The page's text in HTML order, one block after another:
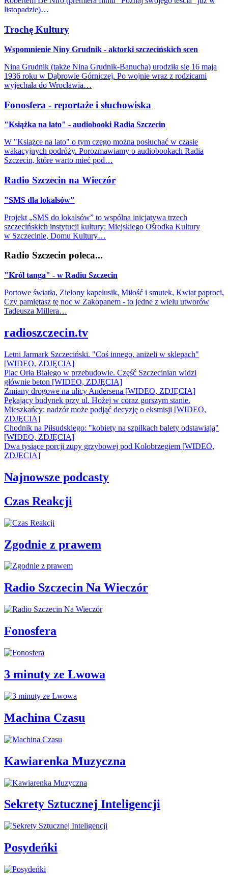
listopadzie)…
Trochę Kultury
Wspomnienie Niny Grudnik - aktorki szczecińskich scen
Nina Grudnik (także Nina Grudnik-Banucha) urodziła się 16 maja
1936 roku w Dąbrowie Górniczej. Po wojnie wraz z rodzicami
wyjechała do Wrocławia…
Fonosfera - reportaże i słuchowiska
"Książka na lato" - audiobooki Radia Szczecin
W "Książce na lato" o tym czego można posłuchać w czasie
wakacyjnych podróży. Porozmawiamy o audiobookach Radia
Szczecin, które warto mieć pod…
Radio Szczecin na Wieczór
"SMS dla lokalsów"
Projekt „SMS do lokalsów” to wspólna inicjatywa trzech
szczecińskich instytucji kultury: Miejskiego Ośrodka Kultury
w Szczecinie, Domu Kultury…
Radio Szczecin poleca...
"Król tanga" - w Radiu Szczecin
Portowe światła, Zielony kapelusik, Miłość i smutek, Kwiat paproci,
Czy pamiętasz tę noc w Zakopanem - to jedne z wielu utworów
Tadeusza Millera…
radioszczecin.tv
Letni Jarmark Szczeciński. "Coś innego, aniżeli w sklepach"
[WIDEO, ZDJĘCIA]
Plac Orła Białego w przebudowie. Część Szczecinian widzi
głównie beton [WIDEO, ZDJĘCIA]
Zmiany drogowe na ulicy Andersena [WIDEO, ZDJĘCIA]
Pękający budynek przy ul. Hożej w coraz gorszym stanie.
Mieszkańcy: nadzór może podjąć decyzję o eksmisji [WIDEO,
ZDJĘCIA]
Chodnik na Piłsudskiego: "kobiety na szpilkach balety odstawiają"
[WIDEO, ZDJĘCIA]
Dwa tysiące porcji zupy grzybowej pod Kołobrzegiem [WIDEO,
ZDJECIA]
Najnowsze podcasty
Czas Reakcji
Zgodnie z prawem
Radio Szczecin Na Wieczór
Fonosfera
3 minuty ze Lwowa
Machina Czasu
Kawiarenka Muzyczna
Sekrety Sztucznej Inteligencji
Posydeńki